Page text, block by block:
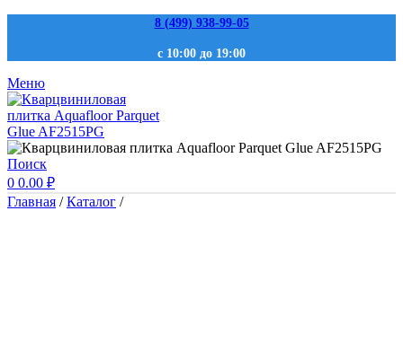
8 (499) 938-99-05
с 10:00 до 19:00
Меню
Поиск
0 0.00 ₽
Главная /Каталог /